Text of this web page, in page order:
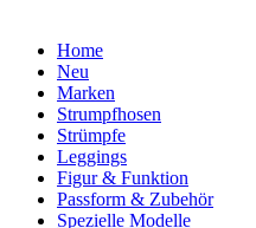
Home
Neu
Marken
Strumpfhosen
Strümpfe
Leggings
Figur & Funktion
Passform & Zubehör
Spezielle Modelle